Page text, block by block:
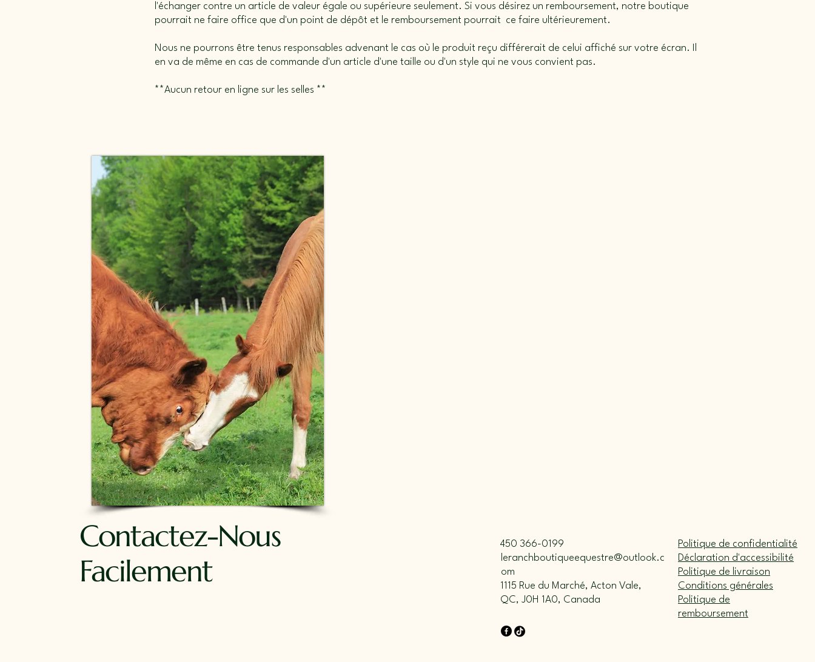
Contactez-Nous
Facilement
450 366-0199
leranchboutiqueequestre@outlook.c
om
1115 Rue du Marché, Acton Vale,
QC, J0H 1A0, Canada
Politique de confidentialité
Déclaration d'accessibilité
Politique de livraison
Conditions générales
Politique de
remboursement
l'échanger contre un article de valeur égale ou supérieure seulement. Si vous désirez un remboursement, notre boutique
pourrait ne faire office que d'un point de dépôt et le remboursement pourrait ce faire ultérieurement.
Nous ne pourrons être tenus responsables advenant le cas où le produit reçu différerait de celui affiché sur votre écran. Il
en va de même en cas de commande d'un article d'une taille ou d'un style qui ne vous convient pas.
**Aucun retour en ligne sur les selles **